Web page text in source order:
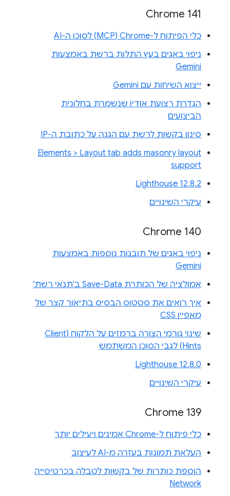
Chrome 141
כלי הפיתוח ל-Chrome‏ (MCP) לסוכן ה-AI
ניפוי באגים בעץ התלות ברשת באמצעות
Gemini
ייצוא השיחות עם Gemini
הגדרת רצועת אודיו שנשמרת בחלונית
הביצועים
סינון בקשות לרשת עם הגנה על כתובת ה-IP
Elements > Layout tab adds masonry layout
support
Lighthouse 12.8.2
עיקרי השינויים
Chrome 140
ניפוי באגים של תובנות נוספות באמצעות
Gemini
אמולציה של הכותרת Save-Data ב'תנאי רשת'
איך רואים את סטטוס הבסיס בתיאור קצר של
מאפיין CSS
שינוי גורמי הצורה ברמזים על הלקוח (Client
Hints) לגבי הסוכן המשתמש
Lighthouse 12.8.0
עיקרי השינויים
Chrome 139
כלי פיתוח ל-Chrome אמינים ויעילים יותר
העלאת תמונות בעזרה מ-AI לעיצוב
הוספת כותרות של בקשות לטבלה בכרטיסייה
Network